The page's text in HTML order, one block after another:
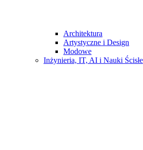
Architektura
Artystyczne i Design
Modowe
Inżynieria, IT, AI i Nauki Ścisłe